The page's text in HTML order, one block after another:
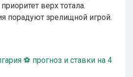
верх тотала.
порадуют зрелищной игрой.
⚽ прогноз и ставки на 4